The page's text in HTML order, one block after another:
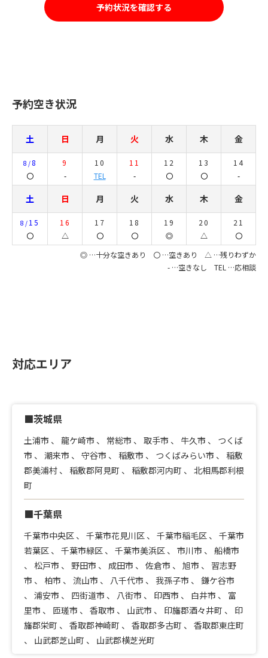
予約状況を確認する
予約空き状況
土 日 月 火 水 木 金
8/ 8
〇
9
-
10
TEL
11
-
12
〇
13
〇
14
-
土 日 月 火 水 木 金
8/ 15
〇
16
△
17
〇
18
〇
19
◎
20
△
21
〇
◎ …十分な空きあり 〇 …空きあり △ …残りわずか
- …空きなし TEL …応相談
対応エリア
■茨城県
土浦市 、 龍ケ崎市 、 常総市 、 取手市 、 牛久市 、 つくば
市 、 潮来市 、 守谷市 、 稲敷市 、 つくばみらい市 、 稲敷
郡美浦村 、 稲敷郡阿見町 、 稲敷郡河内町 、 北相馬郡利根
町
■千葉県
千葉市中央区 、 千葉市花見川区 、 千葉市稲毛区 、 千葉市
若葉区 、 千葉市緑区 、 千葉市美浜区 、 市川市 、 船橋市
、 松戸市 、 野田市 、 成田市 、 佐倉市 、 旭市 、 習志野
市 、 柏市 、 流山市 、 八千代市 、 我孫子市 、 鎌ケ谷市
、 浦安市 、 四街道市 、 八街市 、 印西市 、 白井市 、 富
里市 、 匝瑳市 、 香取市 、 山武市 、 印旛郡酒々井町 、 印
旛郡栄町 、 香取郡神崎町 、 香取郡多古町 、 香取郡東庄町
、 山武郡芝山町 、 山武郡横芝光町